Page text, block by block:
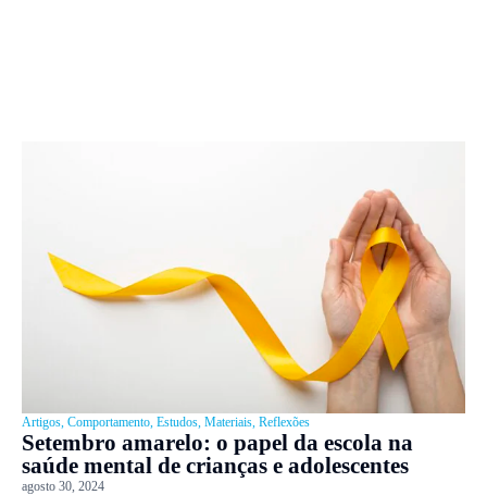
Artigos, Comportamento, Estudos, Materiais, Reflexões
Setembro amarelo: o papel da escola na
saúde mental de crianças e adolescentes
agosto 30, 2024